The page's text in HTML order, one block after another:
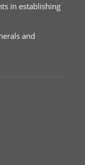
in establishing
and